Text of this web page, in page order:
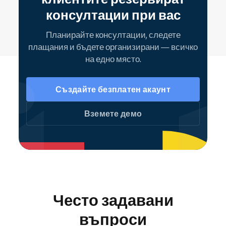
консултации при вас
Планирайте консултации, следете
плащания и бъдете организирани — всичко
на едно място.
Създайте безплатен акаунт
Вземете демо
Често задавани
въпроси